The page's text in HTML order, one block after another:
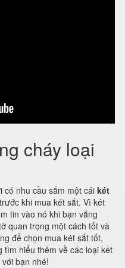
cháy loại
có nhu cầu sắm một cái két
khi mua két sắt. Vì két
tin vào nó khi bạn vắng
quan trọng một cách tốt và
để chọn mua két sắt tốt,
tìm hiểu thêm về các loại két
bạn nhé!